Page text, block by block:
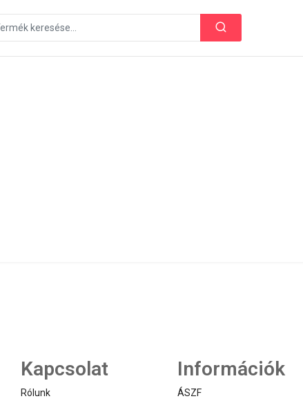
Kapcsolat
Rólunk
Információk
ÁSZF